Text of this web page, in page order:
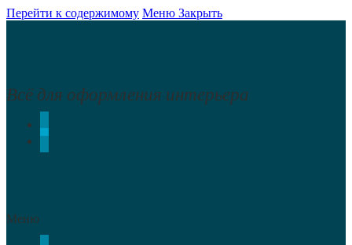
Перейти к содержимому Меню Закрыть
Всё для оформления интерьера
Меню